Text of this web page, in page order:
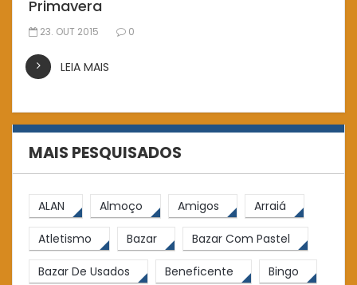
Primavera
23. OUT 2015 0
LEIA MAIS
MAIS PESQUISADOS
ALAN Almoço Amigos Arraiá
Atletismo Bazar Bazar Com Pastel
Bazar De Usados Beneficente Bingo